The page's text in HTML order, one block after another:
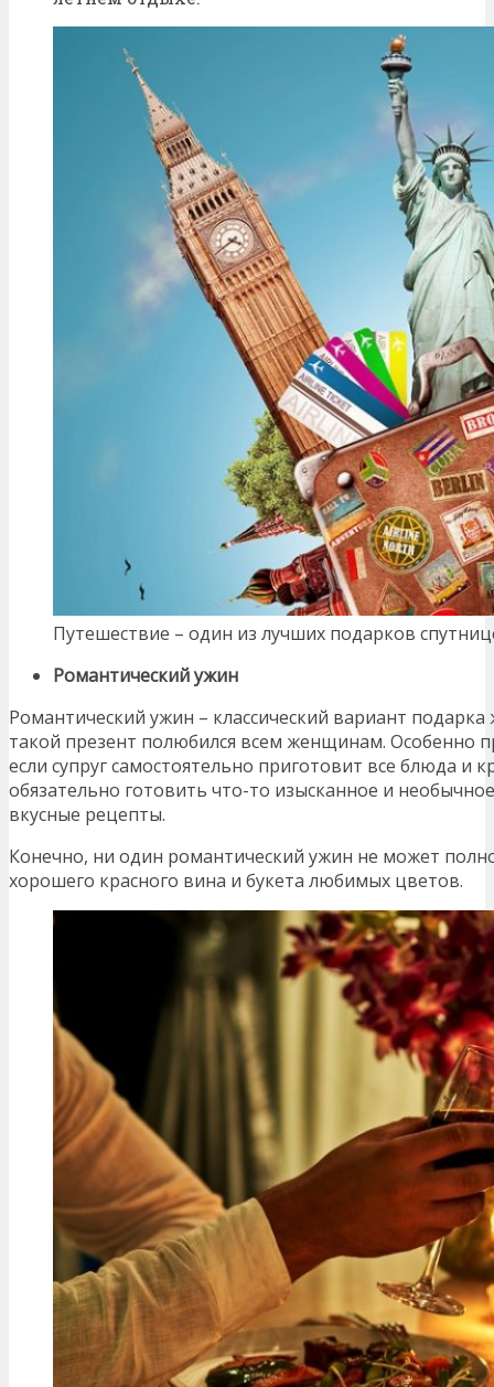
Путешествие – один из лучших подарков
Романтический ужин
Романтический ужин – классический вариант
такой презент полюбился всем женщинам. Особенно
если супруг самостоятельно приготовит все блюда и
обязательно готовить что-то изысканное и
вкусные рецепты.
Конечно, ни один романтический ужин не может
хорошего красного вина и букета любимых цветов.